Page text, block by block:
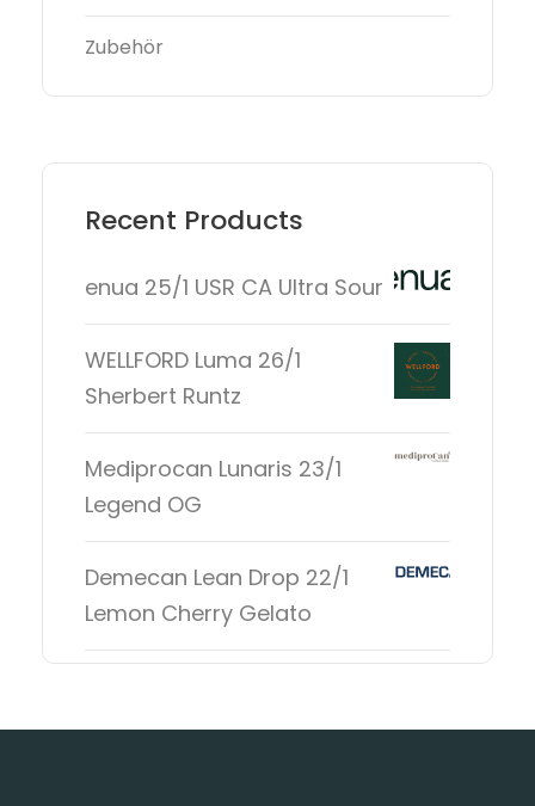
Zubehör
Recent Products
enua 25/1 USR CA Ultra Sour
WELLFORD Luma 26/1
Sherbert Runtz
Mediprocan Lunaris 23/1
Legend OG
Demecan Lean Drop 22/1
Lemon Cherry Gelato